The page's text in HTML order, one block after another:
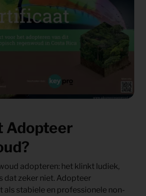
Adopteer
adopteren: het klinkt ludiek,
dat zeker niet. Adopteer
als stabiele en professionele non-